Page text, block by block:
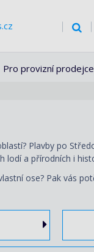
Pro provizní prodejce
Plavby po
lodí a přírodních i
ose? Pak vás